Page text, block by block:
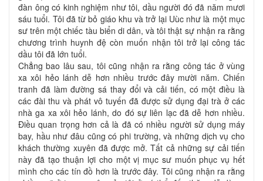
đàn ông có kinh nghiệm như tôi, dầu người đó đã năm mươi
sáu tuổi. Tôi đã từ bỏ giáo khu và trở lại Uùc như là một mục
sư trên một chiếc tàu biển di dân, và tôi thật sự nhận ra rằng
chương trình huynh đệ còn muốn nhận tôi trở lại công tác
dầu tôi đã lớn tuổi.
Chẳng bao lâu sau, tôi cũng nhận ra rằng công tác ở vùng
xa xôi hẻo lánh dễ hơn nhiều trước đây mười năm. Chiến
tranh đã làm đường sá thay đổi và cải tiến, có một điều là
các đài thu và phát vô tuyến đã được sử dụng đại trà ở các
nhà ga xa xôi hẻo lánh, do đó sự liên lạc đã dễ hơn nhiều.
Điều quan trọng hơn cả là đã có nhiều người sử dụng máy
bay, hầu như đâu cũng có phi trường, và những dịch vụ cho
khách thường xuyên đã được mở. Tất cả những sự cải tiến
này đã tạo thuận lợi cho một vị mục sư muốn phục vụ hết
mình cho các tín đồ hơn là trước đây. Tôi cũng nhận ra rằng